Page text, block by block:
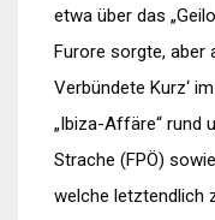
etwa über das
Furore sorgte, aber
Verbündete Kurz‘
„Ibiza-Affäre“ rund
Strache (FPÖ)
welche letztendlich